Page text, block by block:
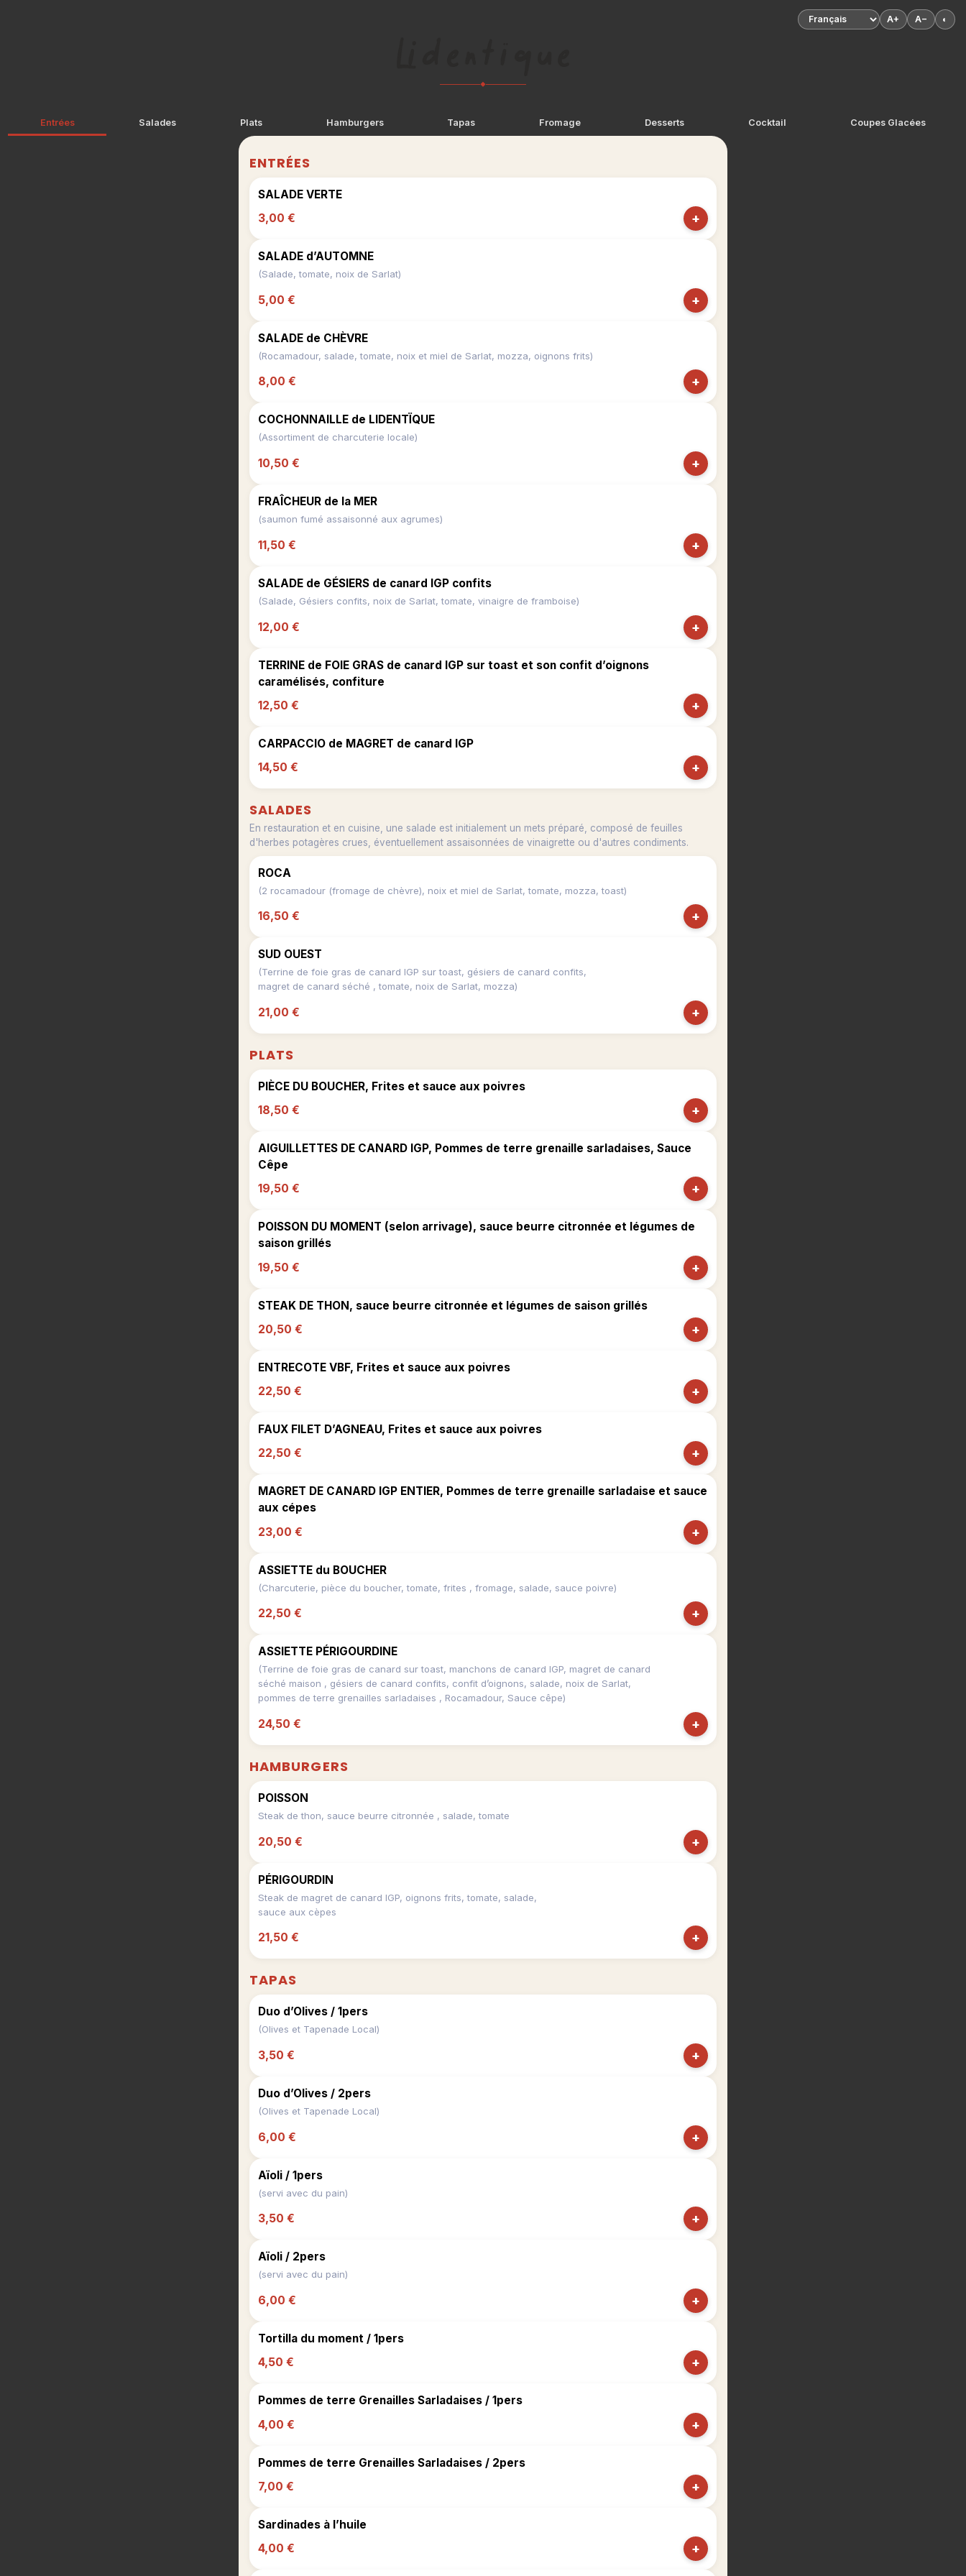
A+ A− ◐
◆
Entrées Salades Plats Hamburgers Tapas Fromage Desserts Cocktail Coupes Glacées
ENTRÉES
SALADE VERTE
3,00 €
+
SALADE d’AUTOMNE
5,00 € +
SALADE de CHÈVRE
8,00 € +
COCHONNAILLE de LIDENTÏQUE
10,50 € +
FRAÎCHEUR de la MER
11,50 € +
SALADE de GÉSIERS de canard IGP confits
12,00 € +
TERRINE de FOIE GRAS de canard IGP sur toast et son confit d’oignons
caramélisés, confiture
12,50 €
+
CARPACCIO de MAGRET de canard IGP
14,50 €
+
SALADES
En restauration et en cuisine, une salade est initialement un mets préparé, composé de feuilles
d'herbes potagères crues, éventuellement assaisonnées de vinaigrette ou d'autres condiments.
ROCA
16,50 € +
SUD OUEST
(Terrine de foie gras de canard IGP sur toast, gésiers de canard confits,
magret de canard séché , tomate, noix de Sarlat, mozza)
21,00 € +
PLATS
PIÈCE DU BOUCHER, Frites et sauce aux poivres
18,50 €
+
AIGUILLETTES DE CANARD IGP, Pommes de terre grenaille sarladaises, Sauce
Cêpe
19,50 €
+
POISSON DU MOMENT (selon arrivage), sauce beurre citronnée et légumes de
saison grillés
19,50 €
+
STEAK DE THON, sauce beurre citronnée et légumes de saison grillés
20,50 €
+
ENTRECOTE VBF, Frites et sauce aux poivres
22,50 €
+
FAUX FILET D’AGNEAU, Frites et sauce aux poivres
22,50 €
+
MAGRET DE CANARD IGP ENTIER, Pommes de terre grenaille sarladaise et sauce
aux cépes
23,00 €
+
ASSIETTE du BOUCHER
22,50 € +
ASSIETTE PÉRIGOURDINE
(Terrine de foie gras de canard sur toast, manchons de canard IGP, magret de canard
séché maison , gésiers de canard confits, confit d’oignons, salade, noix de Sarlat,
pommes de terre grenailles sarladaises , Rocamadour, Sauce cêpe)
24,50 € +
HAMBURGERS
POISSON
20,50 € +
PÉRIGOURDIN
Steak de magret de canard IGP, oignons frits, tomate, salade,
sauce aux cèpes
21,50 € +
TAPAS
Duo d’Olives / 1pers
3,50 € +
Duo d’Olives / 2pers
6,00 € +
Aïoli / 1pers
(servi avec du pain)
3,50 € +
Aïoli / 2pers
(servi avec du pain)
6,00 € +
Tortilla du moment / 1pers
4,50 €
+
Pommes de terre Grenailles Sarladaises / 1pers
4,00 €
+
Pommes de terre Grenailles Sarladaises / 2pers
7,00 €
+
Sardinades à l’huile
4,00 €
+